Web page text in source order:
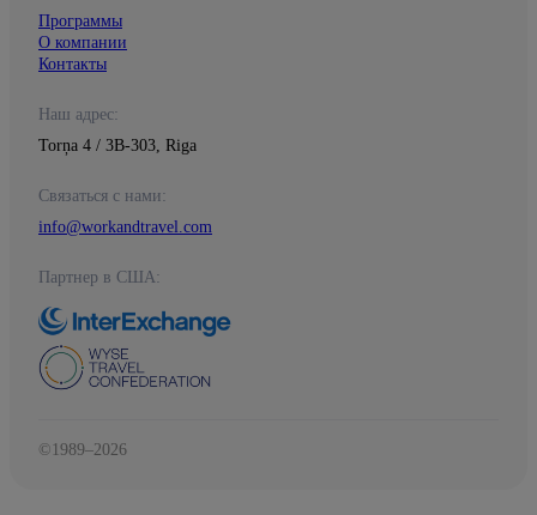
Программы
О компании
Контакты
Наш адрес:
Torņa 4 / 3B-303, Riga
Связаться с нами:
info@workandtravel.com
Партнер в США:
©1989–2026